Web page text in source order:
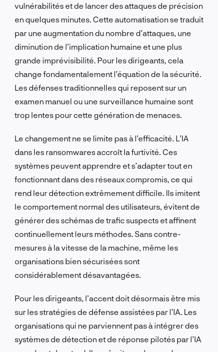
vulnérabilités et de lancer des attaques de précision
en quelques minutes. Cette automatisation se traduit
par une augmentation du nombre d’attaques, une
diminution de l’implication humaine et une plus
grande imprévisibilité. Pour les dirigeants, cela
change fondamentalement l’équation de la sécurité.
Les défenses traditionnelles qui reposent sur un
examen manuel ou une surveillance humaine sont
trop lentes pour cette génération de menaces.
Le changement ne se limite pas à l’efficacité. L’IA
dans les ransomwares accroît la furtivité. Ces
systèmes peuvent apprendre et s’adapter tout en
fonctionnant dans des réseaux compromis, ce qui
rend leur détection extrêmement difficile. Ils imitent
le comportement normal des utilisateurs, évitent de
générer des schémas de trafic suspects et affinent
continuellement leurs méthodes. Sans contre-
mesures à la vitesse de la machine, même les
organisations bien sécurisées sont
considérablement désavantagées.
Pour les dirigeants, l’accent doit désormais être mis
sur les stratégies de défense assistées par l’IA. Les
organisations qui ne parviennent pas à intégrer des
systèmes de détection et de réponse pilotés par l’IA